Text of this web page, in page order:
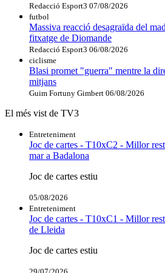
Redacció Esport3 07/08/2026
futbol
Massiva reacció desagraïda del
fitxatge de Diomande
Redacció Esport3 06/08/2026
ciclisme
Blasi promet "guerra" mentre la
mitjans
Guim Fortuny Gimbert 06/08/2026
El més vist de TV3
Entreteniment
Joc de cartes - T10xC2 - Millor
mar a Badalona
Joc de cartes estiu
05/08/2026
Entreteniment
Joc de cartes - T10xC1 - Millor
de Lleida
Joc de cartes estiu